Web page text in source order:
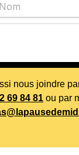
nous joindre
69 84 81 ou par